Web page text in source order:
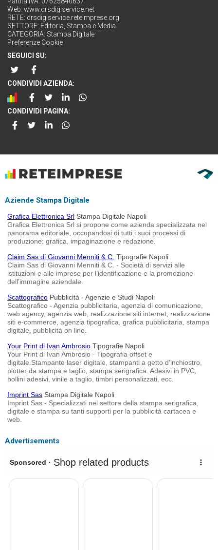
Web: www.drsdigiservice.net
RETE: drsdigiservice.reteimprese.org
SETTORE: Editoria, Stampa e Media
CATEGORIA: Stampa Digitale
Preferenze Cookie
SEGUICI SU:
CONDIVIDI AZIENDA:
CONDIVIDI PAGINA:
Aziende Stampa Digitale
Grafica Elettronica Srl Stampa Digitale Napoli
Grafica Elettronica Srl si propone come azienda specializzata nel
panorama editoriale, occupandosi di tutti i suoi processi di
produzione: grafica, impaginazione e redazione.
Claim Sas di Giovanni Menniti & C. Tipografie Napoli
Claim Sas di Giovanni Menniti & C. - Società di servizi alle
istituzioni e alle imprese per l’identificazione e la promozione
dell’immagine aziendale.
Scattografico Pubblicità - Agenzie e Studi Napoli
Scattografico - Agenzia pubblicitaria, agenzia di comunicazione,
web agency, agenzia web, realizzazione siti internet, realizzazione
siti e-commerce, agenzia tipografica, grafica pubblicitaria, stampa
digitale, pubblicità on line.
Your Print di Ivan Ambrosio Tipografie Napoli
Your Print di Ivan Ambrosio - Tipografia offset e
digitale.Stampante laser digitale, stampanti a getto d’inchiostro,
plotter da stampa e taglio, stampa serigrafica. Adesivi in PVC,
bollini adesivi, vinile a taglio, timbri personalizzati, ecc.
Imprint Sas Stampa Digitale Napoli
Imprint Sas - Specializzati nel settore della stampa serigrafica,
digitale e stampa su tanti supporti per la pubblicità cartacea e
web.
Advertisements